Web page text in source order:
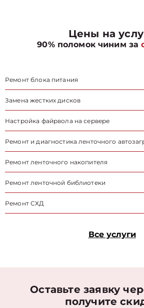
Цены на
90% поломок чиним за
Ремонт блока питания
Замена жестких дисков
Настройка файрвола на сервере
Ремонт и диагностика ленточного
Ремонт ленточного накопителя
Ремонт ленточной библиотеки
Ремонт СХД
Все услуги
Оставьте заявку
получите